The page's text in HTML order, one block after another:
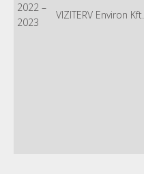
2022 –
2023
VIZITERV Environ Kft.